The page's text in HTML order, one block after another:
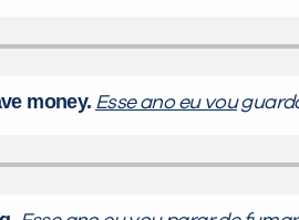
money. Esse ano eu vou